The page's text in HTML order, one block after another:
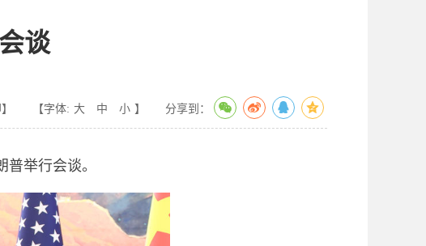
谈
【字体: 大 中 小 】 分享到：
举行会谈。